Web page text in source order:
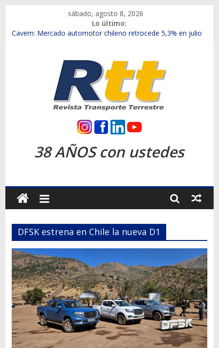
contenido
sábado, agosto 8, 2026
Lo último:
Chile es el primer mercado internacional en lanzar la nueva
Salfa suma vehículos electrificados de Chevrolet en el Biobío
Samex amplía su red con nuevas sucursales en Rancagua y
SINOTRUK Pick-ups presentó la recién estrenada Bolden en
la Expo Compras Públicas 2026
Revista
Transporte
Terrestre
Autos,
camiones,
motos,
información
del
mundo
del
transporte
38 AÑOS con ustedes
DFSK estrena en Chile la nueva D1